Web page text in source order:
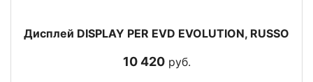
Дисплей DISPLAY PER EVD EVOLUTION, RUSSO
10 420руб.